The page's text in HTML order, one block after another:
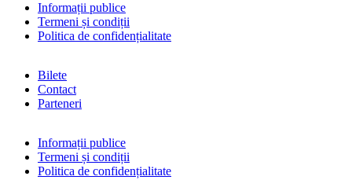
Informații publice
Termeni și condiții
Politica de confidențialitate
Bilete
Contact
Parteneri
Informații publice
Termeni și condiții
Politica de confidențialitate